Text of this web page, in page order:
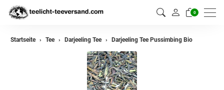
0
zurück
Startseite Tee Darjeeling Tee Darjeeling Tee Pussimbing Bio